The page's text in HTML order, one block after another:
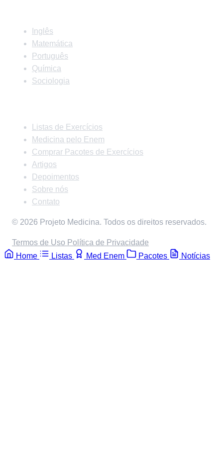
Inglês
Matemática
Português
Química
Sociologia
Listas de Exercícios
Medicina pelo Enem
Comprar Pacotes de Exercícios
Artigos
Depoimentos
Sobre nós
Contato
© 2026 Projeto Medicina. Todos os direitos reservados.
Termos de Uso Política de Privacidade
Home
Listas Med Enem Pacotes Notícias